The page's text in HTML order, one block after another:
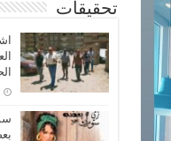
تحقيقات